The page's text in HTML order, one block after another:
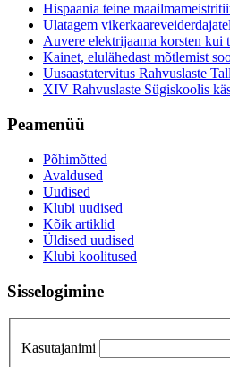
Hispaania teine
Ulatagem
Auvere elektrijaama korsten kui
Kainet, elulähedast mõtlemist
Uusaastatervitus Rahvuslaste
XIV Rahvuslaste Sügiskoolis
Peamenüü
Põhimõtted
Avaldused
Uudised
Klubi uudised
Kõik artiklid
Üldised uudised
Klubi koolitused
Sisselogimine
Kasutajanimi